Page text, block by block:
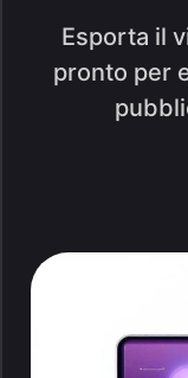
Esporta il
pronto per